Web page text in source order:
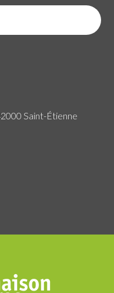
Saint-Étienne